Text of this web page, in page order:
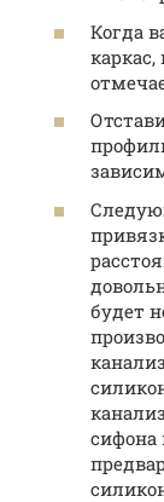
Когда
будет
сифона